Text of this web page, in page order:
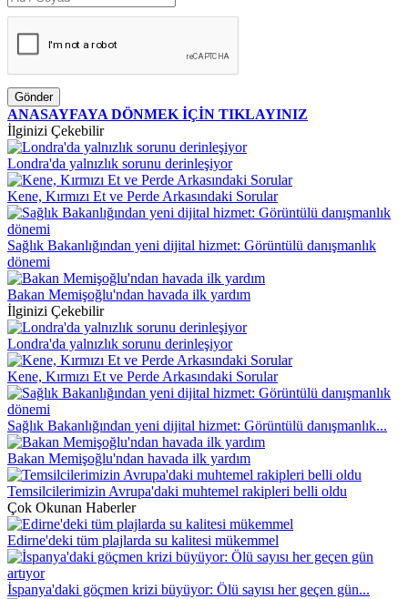
Gönder
ANASAYFAYA DÖNMEK İÇİN TIKLAYINIZ
İlginizi Çekebilir
Londra'da yalnızlık sorunu derinleşiyor
Kene, Kırmızı Et ve Perde Arkasındaki Sorular
Sağlık Bakanlığından yeni dijital hizmet: Görüntülü danışmanlık
dönemi
Bakan Memişoğlu'ndan havada ilk yardım
İlginizi Çekebilir
Londra'da yalnızlık sorunu derinleşiyor
Kene, Kırmızı Et ve Perde Arkasındaki Sorular
Sağlık Bakanlığından yeni dijital hizmet: Görüntülü danışmanlık...
Bakan Memişoğlu'ndan havada ilk yardım
Temsilcilerimizin Avrupa'daki muhtemel rakipleri belli oldu
Çok Okunan Haberler
Edirne'deki tüm plajlarda su kalitesi mükemmel
İspanya'daki göçmen krizi büyüyor: Ölü sayısı her geçen gün...